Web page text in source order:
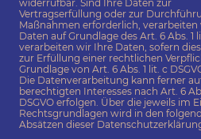
widerrufbar. Sind Ihre Daten zur
Vertragserfüllung oder zur
Maßnahmen erforderlich, verarbeiten
Daten auf Grundlage des Art. 6 Abs. 1
verarbeiten wir Ihre Daten, sofern
zur Erfüllung einer rechtlichen
Grundlage von Art. 6 Abs. 1 lit. c
Die Datenverarbeitung kann ferner
berechtigten Interesses nach Art. 6
DSGVO erfolgen. Über die jeweils im
Rechtsgrundlagen wird in den
Absätzen dieser